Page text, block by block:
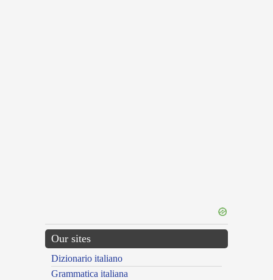
Our sites
Dizionario italiano
Grammatica italiana